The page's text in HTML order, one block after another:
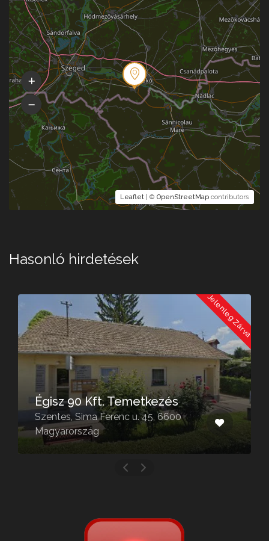
Leaflet | © OpenStreetMap contributors
Hasonló hirdetések
Jelenleg Zárva
Égisz 90 Kft. Temetkezés
Szentes, Sima Ferenc u. 45, 6600
Magyarország